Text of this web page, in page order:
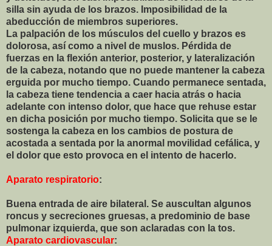
silla sin ayuda de los brazos. Imposibilidad de la
abeducción de miembros superiores.
La palpación de los músculos del cuello y brazos es
dolorosa, así como a nivel de muslos. Pérdida de
fuerzas en la flexión anterior, posterior, y lateralización
de la cabeza, notando que no puede mantener la cabeza
erguida por mucho tiempo. Cuando permanece sentada,
la cabeza tiene tendencia a caer hacia atrás o hacia
adelante con intenso dolor, que hace que rehuse estar
en dicha posición por mucho tiempo. Solicita que se le
sostenga la cabeza en los cambios de postura de
acostada a sentada por la anormal movilidad cefálica, y
el dolor que esto provoca en el intento de hacerlo.
Aparato respiratorio:
Buena entrada de aire bilateral. Se auscultan algunos
roncus y secreciones gruesas, a predominio de base
pulmonar izquierda, que son aclaradas con la tos.
Aparato cardiovascular: